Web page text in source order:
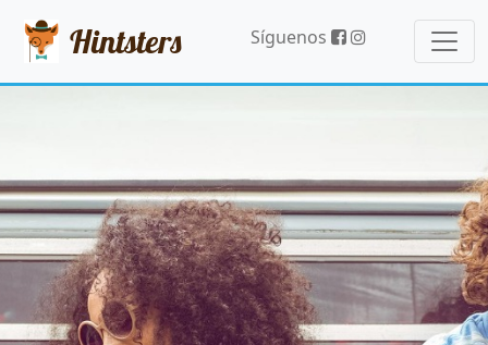
Hintsters Síguenos